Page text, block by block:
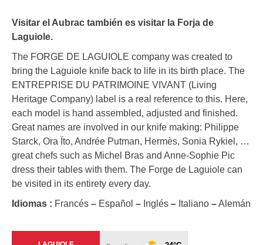
Visitar el Aubrac también es visitar la Forja de
Laguiole.
The FORGE DE LAGUIOLE company was created to
bring the Laguiole knife back to life in its birth place. The
ENTREPRISE DU PATRIMOINE VIVANT (Living
Heritage Company) label is a real reference to this. Here,
each model is hand assembled, adjusted and finished.
Great names are involved in our knife making: Philippe
Starck, Ora Ïto, Andrée Putman, Hermès, Sonia Rykiel, …
great chefs such as Michel Bras and Anne-Sophie Pic
dress their tables with them. The Forge de Laguiole can
be visited in its entirety every day.
Idiomas : Francés – Español – Inglés – Italiano –Alemán